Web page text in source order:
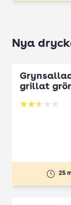
Nya
grillat
Betyg: 2.5 av
25